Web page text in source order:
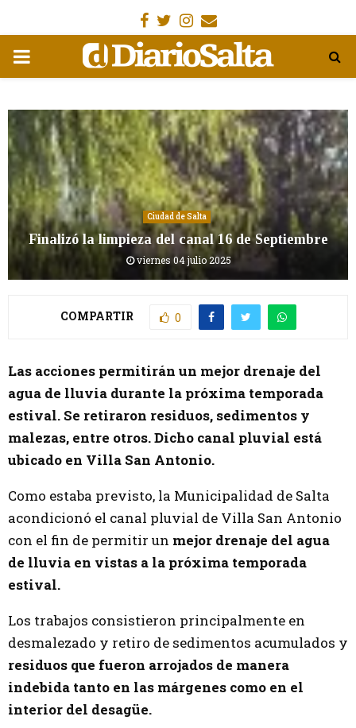
Facebook
Gorjeo
Instagram
Email
MENÚ
Ciudad de Salta
Finalizó la limpieza del canal 16 de Septiembre
viernes 04 julio 2025
COMPARTIR 0
Las acciones permitirán un mejor drenaje del
agua de lluvia durante la próxima temporada
estival. Se retiraron residuos, sedimentos y
malezas, entre otros. Dicho canal pluvial está
ubicado en Villa San Antonio.
Como estaba previsto, la Municipalidad de Salta
acondicionó el canal pluvial de Villa San Antonio
con el fin de permitir un mejor drenaje del agua
de lluvia en vistas a la próxima temporada
estival.
Los trabajos consistieron principalmente en
desmalezado y retiro de sedimentos acumulados y
residuos que fueron arrojados de manera
indebida tanto en las márgenes como en el
interior del desagüe.